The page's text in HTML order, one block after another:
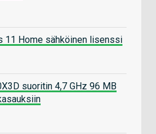
11 Home sähköinen lisenssi
suoritin 4,7 GHz 96 MB